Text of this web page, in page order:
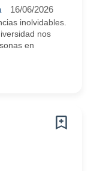
16/06/2026
inolvidables.
nos
en